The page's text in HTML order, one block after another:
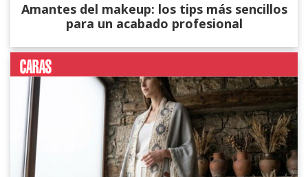
Amantes del makeup: los tips más sencillos
para un acabado profesional